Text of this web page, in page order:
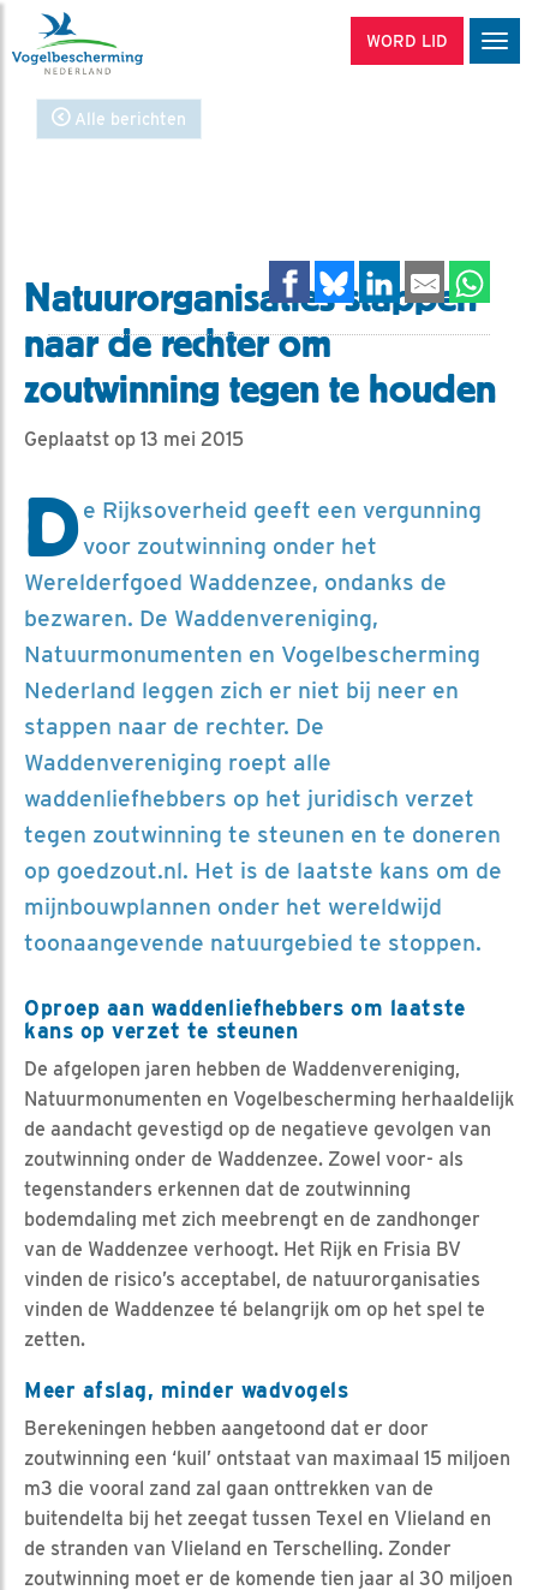
WORD LID
Alle berichten
Natuurorganisaties stappen
naar de rechter om
zoutwinning tegen te houden
Geplaatst op 13 mei 2015
De Rijksoverheid geeft een vergunning
voor zoutwinning onder het
Werelderfgoed Waddenzee, ondanks de
bezwaren. De Waddenvereniging,
Natuurmonumenten en Vogelbescherming
Nederland leggen zich er niet bij neer en
stappen naar de rechter. De
Waddenvereniging roept alle
waddenliefhebbers op het juridisch verzet
tegen zoutwinning te steunen en te doneren
op goedzout.nl. Het is de laatste kans om de
mijnbouwplannen onder het wereldwijd
toonaangevende natuurgebied te stoppen.
Oproep aan waddenliefhebbers om laatste
kans op verzet te steunen
De afgelopen jaren hebben de Waddenvereniging,
Natuurmonumenten en Vogelbescherming herhaaldelijk
de aandacht gevestigd op de negatieve gevolgen van
zoutwinning onder de Waddenzee. Zowel voor- als
tegenstanders erkennen dat de zoutwinning
bodemdaling met zich meebrengt en de zandhonger
van de Waddenzee verhoogt. Het Rijk en Frisia BV
vinden de risico’s acceptabel, de natuurorganisaties
vinden de Waddenzee té belangrijk om op het spel te
zetten.
Meer afslag, minder wadvogels
Berekeningen hebben aangetoond dat er door
zoutwinning een ‘kuil’ ontstaat van maximaal 15 miljoen
m3 die vooral zand zal gaan onttrekken van de
buitendelta bij het zeegat tussen Texel en Vlieland en
de stranden van Vlieland en Terschelling. Zonder
zoutwinning moet er de komende tien jaar al 30 miljoen